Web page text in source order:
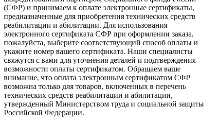
(СФР) и принимаем к оплате электронные сертификаты,
предназначенные для приобретения технических средств
реабилитации и абилитации. Для использования
электронного сертификата СФР при оформлении заказа,
пожалуйста, выберите соответствующий способ оплаты и
укажите номер вашего сертификата. Наши специалисты
свяжутся с вами для уточнения деталей и подтверждения
возможности оплаты сертификатом. Обращаем ваше
внимание, что оплата электронным сертификатом СФР
возможна только для товаров, включенных в перечень
технических средств реабилитации и абилитации,
утвержденный Министерством труда и социальной защиты
Российской Федерации.